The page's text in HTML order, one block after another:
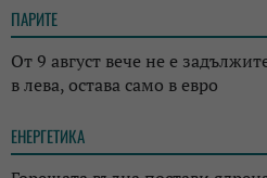
ПАРИТЕ
От 9 август вече не е
в лева, остава само в евро
ЕНЕРГЕТИКА